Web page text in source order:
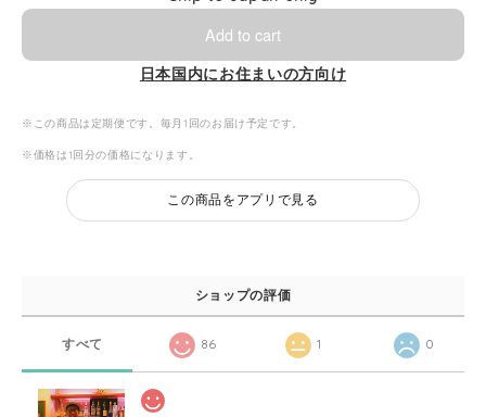
Add to cart
日本国内にお住まいの方向け
※この商品は定期便です。毎月1回のお届け予定です。
※価格は1回分の価格になります。
この商品をアプリで見る
ショップの評価
すべて 86 1 0